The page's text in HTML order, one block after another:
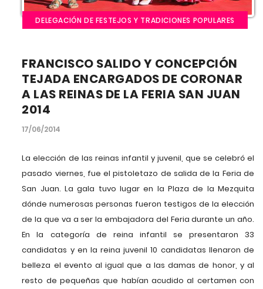
DELEGACIÓN DE FESTEJOS Y TRADICIONES POPULARES
FRANCISCO SALIDO Y CONCEPCIÓN
TEJADA ENCARGADOS DE CORONAR
A LAS REINAS DE LA FERIA SAN JUAN
2014
17/06/2014
La elección de las reinas infantil y juvenil, que se celebró el
pasado viernes, fue el pistoletazo de salida de la Feria de
San Juan. La gala tuvo lugar en la Plaza de la Mezquita
dónde numerosas personas fueron testigos de la elección
de la que va a ser la embajadora del Feria durante un año.
En la categoría de reina infantil se presentaron 33
candidatas y en la reina juvenil 10 candidatas llenaron de
belleza el evento al igual que a las damas de honor, y al
resto de pequeñas que habían acudido al certamen con